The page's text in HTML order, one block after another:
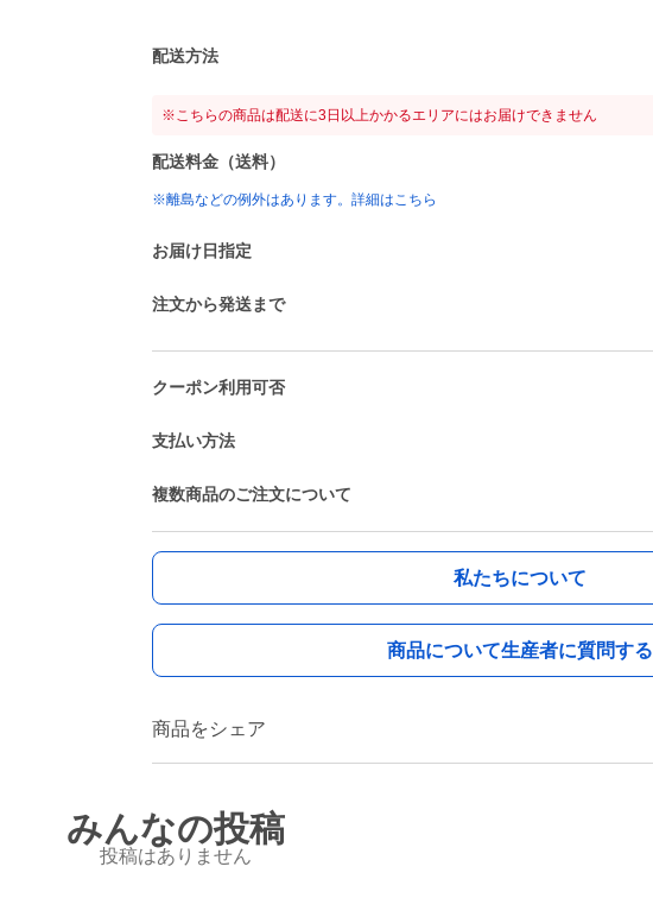
配送方法
※こちらの商品は配送に3日以上かかるエリアにはお届けできません
配送料金（送料）
※離島などの例外はあります。詳細はこちら
お届け日指定
注文から発送まで
クーポン利用可否
支払い方法
複数商品のご注文について
私たちについて
商品について生産者に質問する
商品をシェア
みんなの投稿
投稿はありません